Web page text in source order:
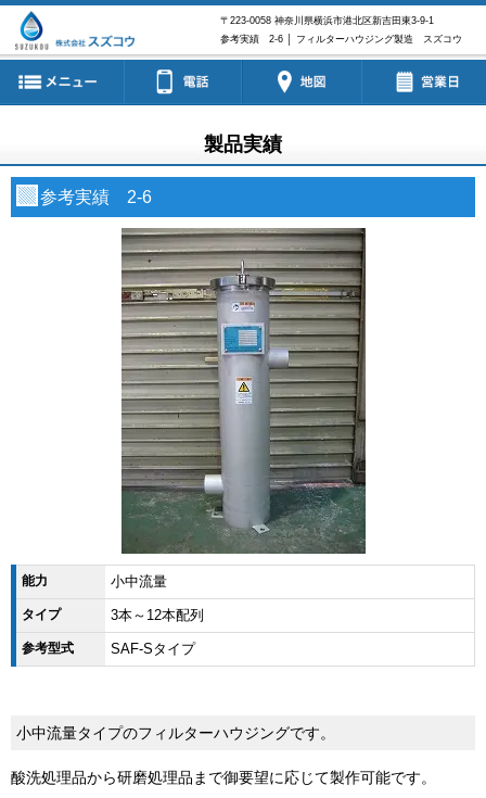
〒223-0058 神奈川県横浜市港北区新吉田東3-9-1
参考実績 2-6 │ フィルターハウジング製造 スズコウ
製品実績
参考実績 2-6
能力 小中流量
タイプ 3本～12本配列
参考型式 SAF-Sタイプ
小中流量タイプのフィルターハウジングです。
酸洗処理品から研磨処理品まで御要望に応じて製作可能です。